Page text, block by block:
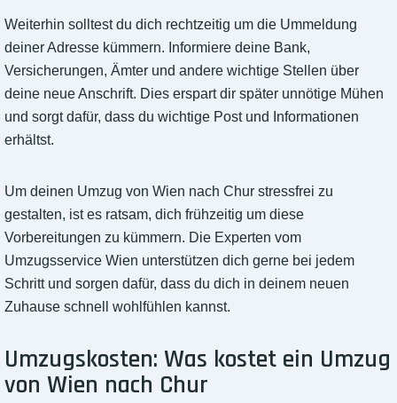
Weiterhin solltest du dich rechtzeitig um die Ummeldung
deiner Adresse kümmern. Informiere deine Bank,
Versicherungen, Ämter und andere wichtige Stellen über
deine neue Anschrift. Dies erspart dir später unnötige Mühen
und sorgt dafür, dass du wichtige Post und Informationen
erhältst.
Um deinen Umzug von Wien nach Chur stressfrei zu
gestalten, ist es ratsam, dich frühzeitig um diese
Vorbereitungen zu kümmern. Die Experten vom
Umzugsservice Wien unterstützen dich gerne bei jedem
Schritt und sorgen dafür, dass du dich in deinem neuen
Zuhause schnell wohlfühlen kannst.
Umzugskosten: Was kostet ein Umzug
von Wien nach Chur